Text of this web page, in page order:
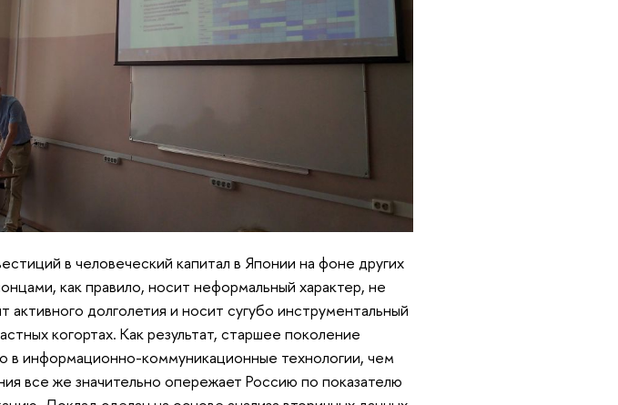
в человеческий капитал в Японии на фоне других
как правило, носит неформальный характер, не
активного долголетия и носит сугубо инструментальный
когортах. Как результат, старшее поколение
в информационно-коммуникационные технологии, чем
все же значительно опережает Россию по показателю